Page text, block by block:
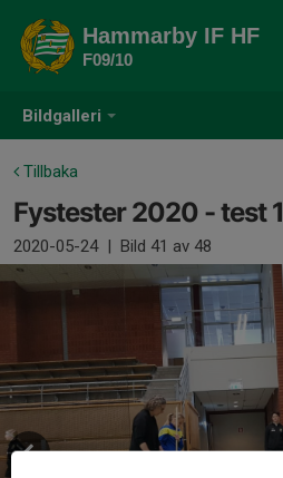
Bildgalleri
Hammarby IF HF
F09/10
Tillbaka
Fystester 2020 - test 1
2020-05-24 | Bild 41 av 48